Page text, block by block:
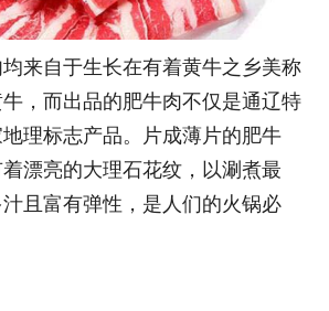
自于生长在有着黄牛之乡美称
， 而出品的肥牛肉不仅是通辽特
理标志产品。片成薄片的肥牛
漂亮的大理石花纹，以涮煮最
且富有弹性，是人们的火锅必